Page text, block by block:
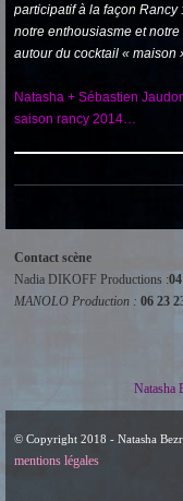
Contact & liens
participatif à la façon Rancy
notre enthousiasme et
autour du cocktail « maison
Natasha + Sébastien
saison rancy 2014…
Contact scène
Nadia DIKOFF Productions :
MANOLO Production : 06 23
Natasha
© Copyright 2018 - Natasha
mentions légales